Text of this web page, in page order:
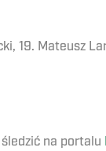
19. Mateusz
na portalu